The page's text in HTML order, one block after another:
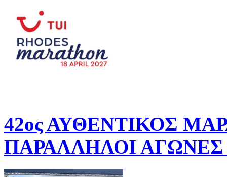
42ος ΑΥΘΕΝΤΙΚΟΣ
ΠΑΡΑΛΛΗΛΟΙ ΑΓΩΝΕΣ